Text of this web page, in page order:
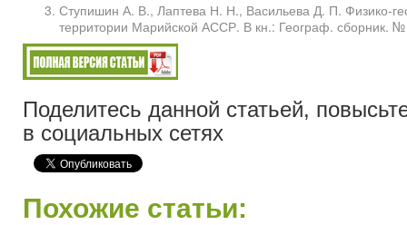
Ступишин А. В., Лаптева Н. Н., Васильева Д. П. Физико-
территории Марийской АССР. В кн.: Географ. сборник.
Поделитесь данной статьей,
в социальных сетях
Похожие статьи: